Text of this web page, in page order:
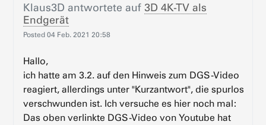
Klaus3D antwortete auf3D 4K-TV als
Endgerät
Posted04 Feb. 2021 20:58
Hallo,
ich hatte am 3.2. auf den Hinweis zum DGS-Video
reagiert, allerdings unter "Kurzantwort", die spurlos
verschwunden ist. Ich versuche es hier noch mal:
Das oben verlinkte DGS-Video von Youtube hat